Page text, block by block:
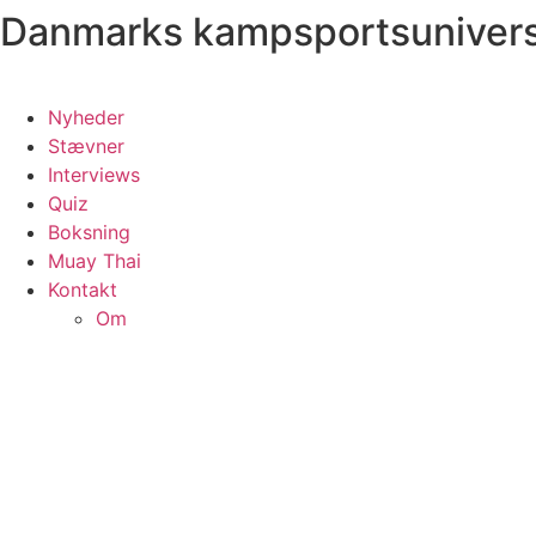
Videre
til
Danmarks
Nyheder
Stævner
Interviews
Quiz
Boksning
Muay Thai
Kontakt
Om